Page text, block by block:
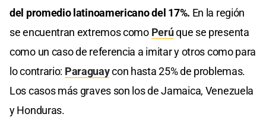
del promedio latinoamericano del 17%. En la región
se encuentran extremos como Perúque se presenta
como un caso de referencia a imitar y otros como para
lo contrario: Paraguaycon hasta 25% de problemas.
Los casos más graves son los de Jamaica, Venezuela
y Honduras.